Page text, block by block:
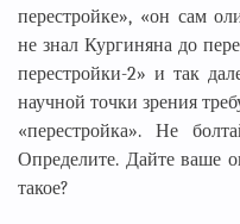
перестройке», «он сам
не знал Кургиняна до
перестройки-2» и так
научной точки зрения
«перестройка». Не
Определите. Дайте ваше
такое?